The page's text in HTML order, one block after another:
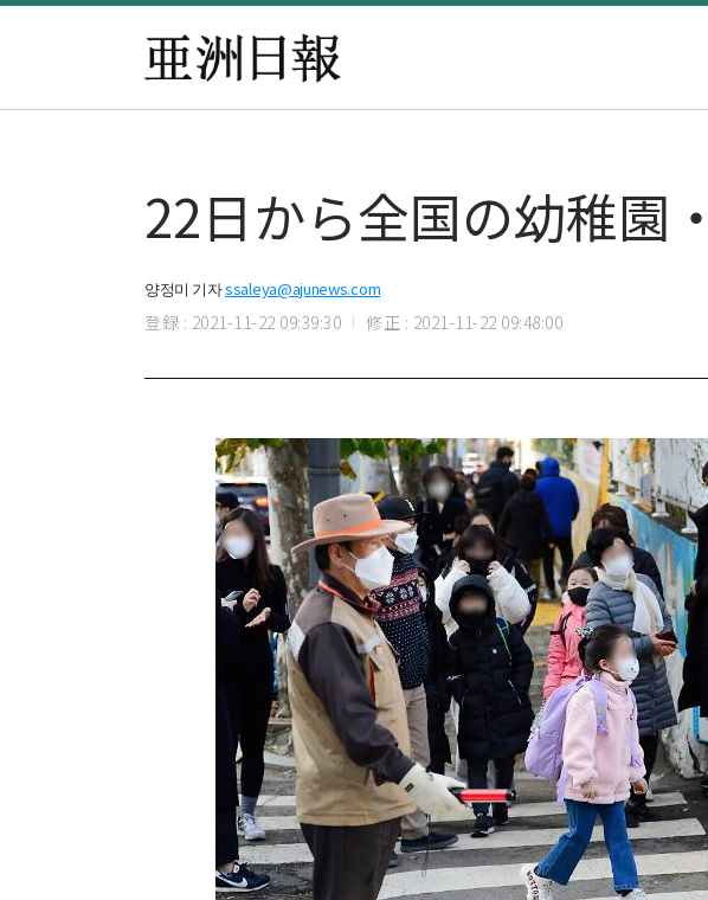
22日から全国の幼稚園
양정미 기자ssaleya@ajunews.com
登録 : 2021-11-22 09:39:30 修正 : 2021-11-22 09:48:00